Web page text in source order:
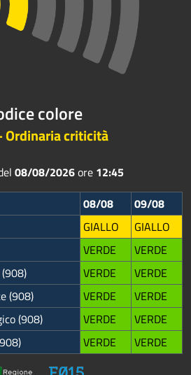
colore
Ordinaria criticità
08/08/2026ore 12:45
08/08
09/08
GIALLO
GIALLO
VERDE
VERDE
VERDE
VERDE
(908)
VERDE
VERDE
(908)
VERDE
VERDE
VERDE VERDE